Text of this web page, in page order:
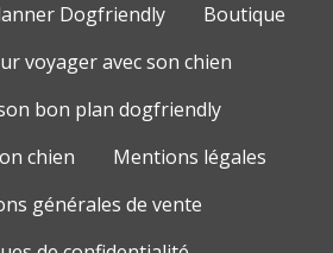
Dogfriendly
Boutique
voyager avec son chien
bon plan dogfriendly
chien
Mentions légales
générales de vente